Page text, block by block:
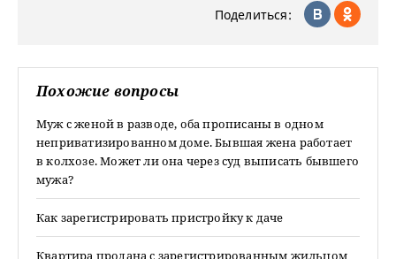
Поделиться:
Похожие вопросы
Муж с женой в разводе, оба прописаны в одном
неприватизированном доме. Бывшая жена работает
в колхозе. Может ли она через суд выписать бывшего
мужа?
Как зарегистрировать пристройку к даче
Квартира продана с зарегистрированным жильцом